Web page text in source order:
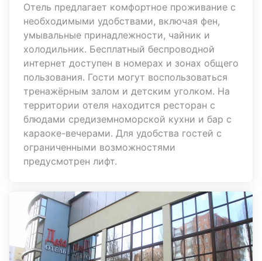
Отель предлагает комфортное проживание с
необходимыми удобствами, включая фен,
умывальные принадлежности, чайник и
холодильник. Бесплатный беспроводной
интернет доступен в номерах и зонах общего
пользования. Гости могут воспользоваться
тренажёрным залом и детским уголком. На
территории отеля находится ресторан с
блюдами средиземноморской кухни и бар с
караоке-вечерами. Для удобства гостей с
ограниченными возможностями
предусмотрен лифт.